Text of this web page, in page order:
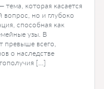
которая касается
вопрос, но и глубоко
способная как
узы. В
превыше всего,
о наследстве
[…]